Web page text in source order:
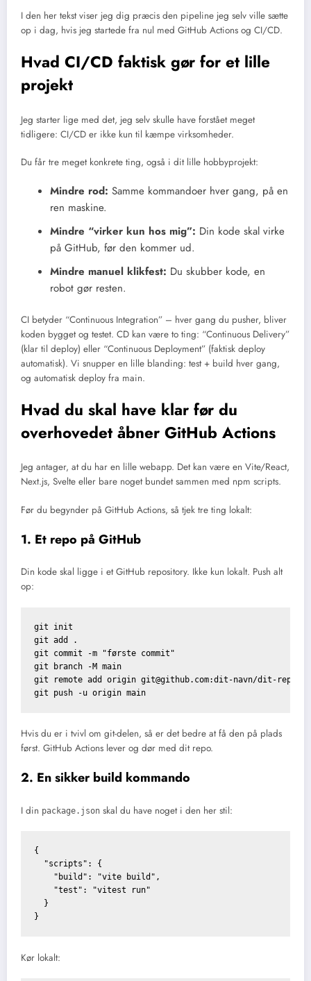
I den her tekst viser jeg dig præcis den pipeline jeg selv ville sætte
op i dag, hvis jeg startede fra nul med GitHub Actions og CI/CD.
Hvad CI/CD faktisk gør for et lille
projekt
Jeg starter lige med det, jeg selv skulle have forstået meget
tidligere: CI/CD er ikke kun til kæmpe virksomheder.
Du får tre meget konkrete ting, også i dit lille hobbyprojekt:
Mindre rod: Samme kommandoer hver gang, på en
ren maskine.
Mindre “virker kun hos mig”: Din kode skal virke
på GitHub, før den kommer ud.
Mindre manuel klikfest: Du skubber kode, en
robot gør resten.
CI betyder “Continuous Integration” – hver gang du pusher, bliver
koden bygget og testet. CD kan være to ting: “Continuous Delivery”
(klar til deploy) eller “Continuous Deployment” (faktisk deploy
automatisk). Vi snupper en lille blanding: test + build hver gang,
og automatisk deploy fra main.
Hvad du skal have klar før du
overhovedet åbner GitHub Actions
Jeg antager, at du har en lille webapp. Det kan være en Vite/React,
Next.js, Svelte eller bare noget bundet sammen med npm scripts.
Før du begynder på GitHub Actions, så tjek tre ting lokalt:
1. Et repo på GitHub
Din kode skal ligge i et GitHub repository. Ikke kun lokalt. Push alt
op:
git init
git add .
git commit -m "første commit"
git branch -M main
git remote add origin git@github.com:dit-navn/dit-
Hvis du er i tvivl om git-delen, så er det bedre at få den på plads
først. GitHub Actions lever og dør med dit repo.
2. En sikker build kommando
I din package.json skal du have noget i den her stil:
{
  "scripts": {
    "build": "vite build",
    "test": "vitest run"
  }
Kør lokalt: